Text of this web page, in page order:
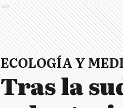
Ads
ECOLOGÍA Y
Tras la